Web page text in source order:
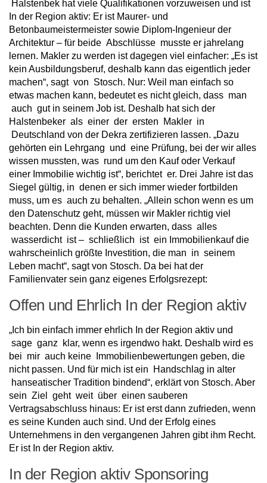
Halstenbek hat viele Qualifikationen vorzuweisen und ist
In der Region aktiv: Er ist Maurer- und
Betonbaumeistermeister sowie Diplom-Ingenieur der
Architektur – für beide Abschlüsse musste er jahrelang
lernen. Makler zu werden ist dagegen viel einfacher: „Es ist
kein Ausbildungsberuf, deshalb kann das eigentlich jeder
machen“, sagt von Stosch. Nur: Weil man einfach so
etwas machen kann, bedeutet es nicht gleich, dass man
auch gut in seinem Job ist. Deshalb hat sich der
Halstenbeker als einer der ersten Makler in
Deutschland von der Dekra zertifizieren lassen. „Dazu
gehörten ein Lehrgang und eine Prüfung, bei der wir alles
wissen mussten, was rund um den Kauf oder Verkauf
einer Immobilie wichtig ist“, berichtet er. Drei Jahre ist das
Siegel gültig, in denen er sich immer wieder fortbilden
muss, um es auch zu behalten. „Allein schon wenn es um
den Datenschutz geht, müssen wir Makler richtig viel
beachten. Denn die Kunden erwarten, dass alles
wasserdicht ist – schließlich ist ein Immobilienkauf die
wahrscheinlich größte Investition, die man in seinem
Leben macht“, sagt von Stosch. Da bei hat der
Familienvater sein ganz eigenes Erfolgsrezept:
Offen und Ehrlich In der Region aktiv
„Ich bin einfach immer ehrlich In der Region aktiv und
sage ganz klar, wenn es irgendwo hakt. Deshalb wird es
bei mir auch keine Immobilienbewertungen geben, die
nicht passen. Und für mich ist ein Handschlag in alter
hanseatischer Tradition bindend“, erklärt von Stosch. Aber
sein Ziel geht weit über einen sauberen
Vertragsabschluss hinaus: Er ist erst dann zufrieden, wenn
es seine Kunden auch sind. Und der Erfolg eines
Unternehmens in den vergangenen Jahren gibt ihm Recht.
Er ist In der Region aktiv.
In der Region aktiv Sponsoring